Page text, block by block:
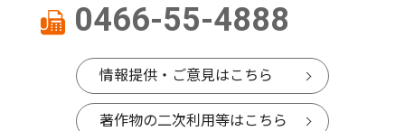
0466-55-4888
情報提供・ご意見はこちら
著作物の二次利用等はこちら